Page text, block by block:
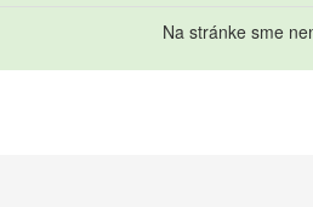
Na stránke sme